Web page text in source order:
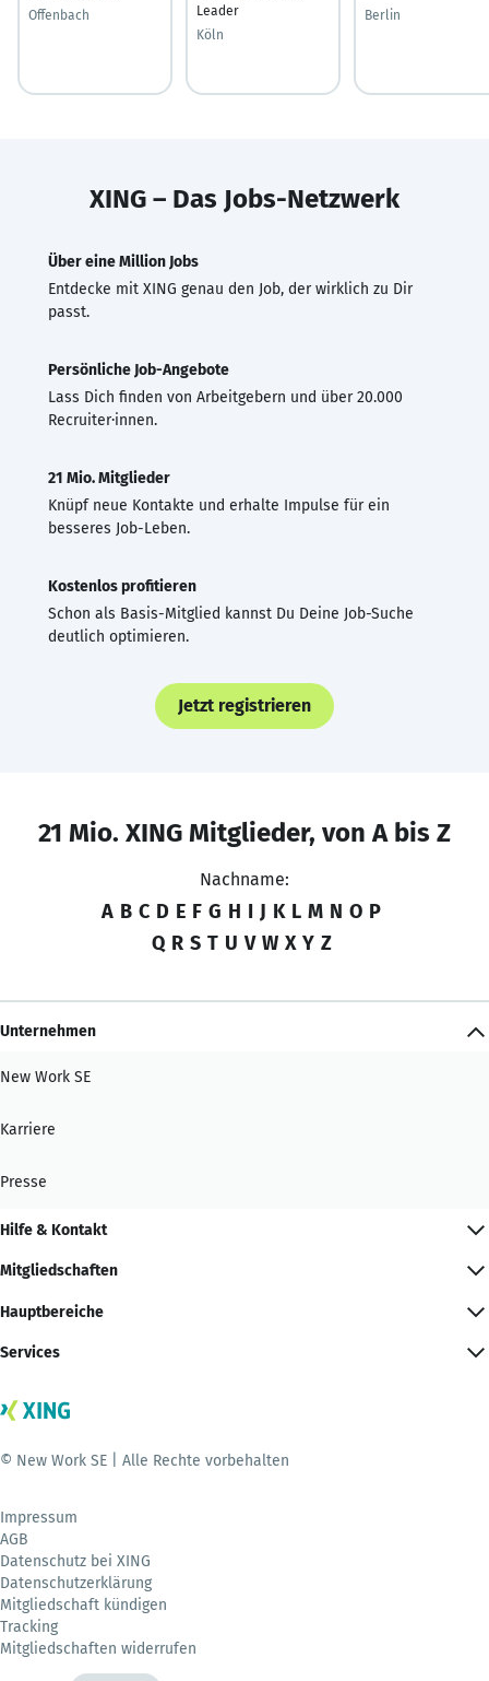
Offenbach
Leader
Köln
Berlin
XING – Das Jobs-Netzwerk
Über eine Million Jobs
Entdecke mit XING genau den Job, der wirklich zu Dir
passt.
Persönliche Job-Angebote
Lass Dich finden von Arbeitgebern und über 20.000
Recruiter·innen.
21 Mio. Mitglieder
Knüpf neue Kontakte und erhalte Impulse für ein
besseres Job-Leben.
Kostenlos profitieren
Schon als Basis-Mitglied kannst Du Deine Job-Suche
deutlich optimieren.
Jetzt registrieren
21 Mio. XING Mitglieder, von A bis Z
Nachname:
A B C D E F G H I J K L M N O P
Q R S T U V W X Y Z
Unternehmen
New Work SE
Karriere
Presse
Hilfe & Kontakt
Mitgliedschaften
Hauptbereiche
Services
© New Work SE | Alle Rechte vorbehalten
Impressum
AGB
Datenschutz bei XING
Datenschutzerklärung
Mitgliedschaft kündigen
Tracking
Mitgliedschaften widerrufen